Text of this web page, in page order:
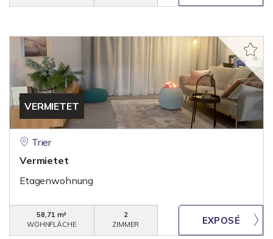
VERMIETET
Trier
Vermietet
Etagenwohnung
58,71 m²
WOHNFLÄCHE
2
ZIMMER